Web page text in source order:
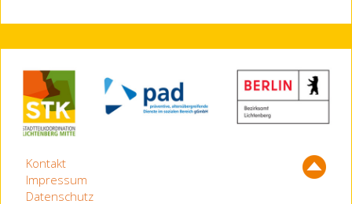
Kontakt
Impressum
Datenschutz